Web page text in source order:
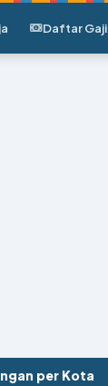
Daftar Gaji
per Kota